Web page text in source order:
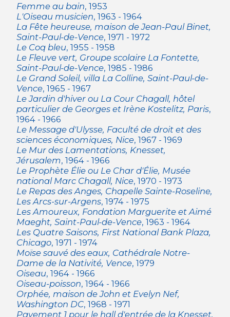
Femme au bain, 1953
L'Oiseau musicien, 1963 - 1964
La Fête heureuse, maison de Jean-Paul Binet,
Saint-Paul-de-Vence, 1971 - 1972
Le Coq bleu, 1955 - 1958
Le Fleuve vert, Groupe scolaire La Fontette,
Saint-Paul-de-Vence, 1985 - 1986
Le Grand Soleil, villa La Colline, Saint-Paul-de-
Vence, 1965 - 1967
Le Jardin d'hiver ou La Cour Chagall, hôtel
particulier de Georges et Irène Kostelitz, Paris,
1964 - 1966
Le Message d'Ulysse, Faculté de droit et des
sciences économiques, Nice, 1967 - 1969
Le Mur des Lamentations, Knesset,
Jérusalem, 1964 - 1966
Le Prophète Élie ou Le Char d'Élie, Musée
national Marc Chagall, Nice, 1970 - 1973
Le Repas des Anges, Chapelle Sainte-Roseline,
Les Arcs-sur-Argens, 1974 - 1975
Les Amoureux, Fondation Marguerite et Aimé
Maeght, Saint-Paul-de-Vence, 1963 - 1964
Les Quatre Saisons, First National Bank Plaza,
Chicago, 1971 - 1974
Moïse sauvé des eaux, Cathédrale Notre-
Dame de la Nativité, Vence, 1979
Oiseau, 1964 - 1966
Oiseau-poisson, 1964 - 1966
Orphée, maison de John et Evelyn Nef,
Washington DC, 1968 - 1971
Pavement 1 pour le hall d'entrée de la Knesset,